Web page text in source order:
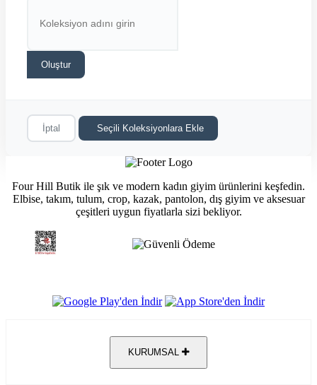
Oluştur
İptal Seçili Koleksiyonlara Ekle
Four Hill Butik ile şık ve modern kadın giyim ürünlerini keşfedin.
Elbise, takım, tulum, crop, kazak, pantolon, dış giyim ve aksesuar
çeşitleri uygun fiyatlarla sizi bekliyor.
KURUMSAL